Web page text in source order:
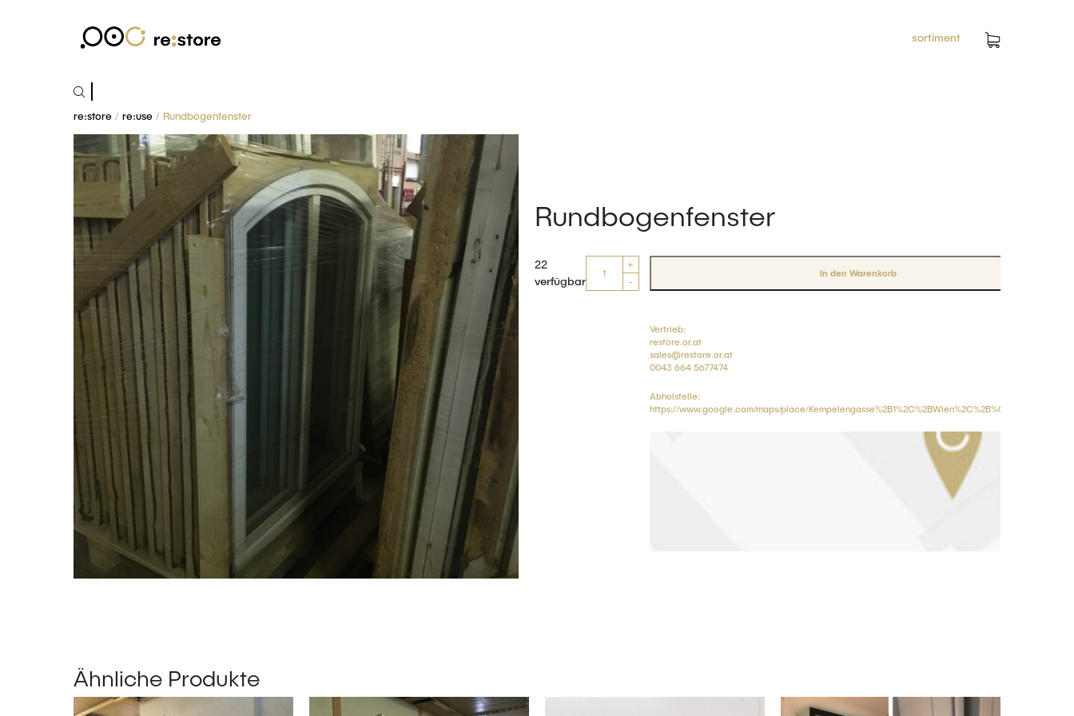
sortiment
Suchen
nach:
re:store / re:use / Rundbogenfenster
Rundbogenfenster
22
verfügbar
+
-
In den Warenkorb
Vertrieb:
restore.or.at
sales@restore.or.at
0043 664 5677474
Abholstelle:
https://www.google.com/maps/place/Kempelengasse%2B1%2C%2BWien%2C%2B%C3%96sterreich
Ähnliche Produkte